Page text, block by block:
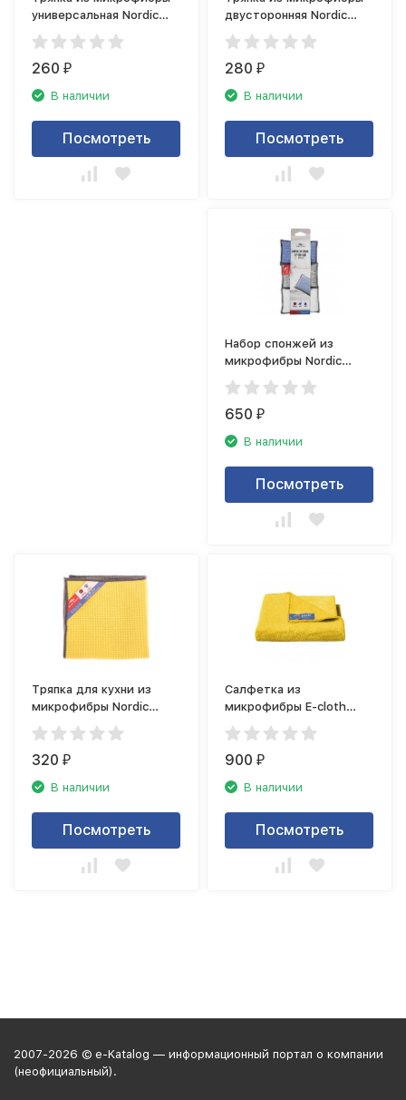
универсальная Nordic
Stream 15356
260₽
В наличии
Посмотреть
двусторонняя Nordic
Stream 15355
280₽
В наличии
Посмотреть
Набор спонжей из
микрофибры Nordic
Stream 15350
650₽
В наличии
Посмотреть
Тряпка для кухни из
микрофибры Nordic
Stream 15354
320₽
В наличии
Посмотреть
Салфетка из
микрофибры E-cloth
20518
900₽
В наличии
Посмотреть
2007-2026 © e-Katalog — информационный портал о компании
(неофициальный).